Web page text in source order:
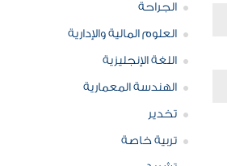
الجراحة
العلوم المالية والإدارية
اللغة الإنجليزية
الهندسة المعمارية
تخدير
تربية خاصة